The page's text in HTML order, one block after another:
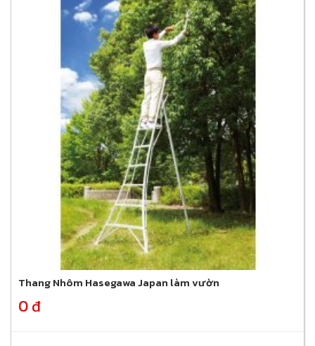
Thang Nhôm Hasegawa Japan làm vườn
0 đ